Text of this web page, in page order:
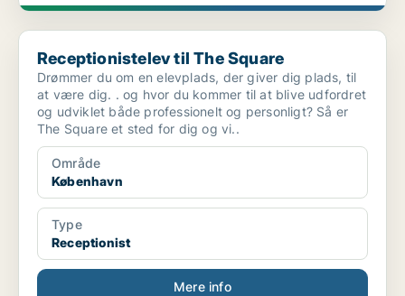
Receptionistelev til The Square
Receptionistelev til The Square
Drømmer du om en elevplads, der giver dig plads, til
at være dig. . og hvor du kommer til at blive udfordret
og udviklet både professionelt og personligt? Så er
The Square et sted for dig og vi..
Område
København
Type
Receptionist
Mere info